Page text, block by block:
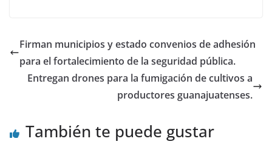
o
o
k
p
p
n
Firman municipios y estado convenios de adhesión
para el fortalecimiento de la seguridad pública.
Entregan drones para la fumigación de cultivos a
productores guanajuatenses.
También te puede gustar